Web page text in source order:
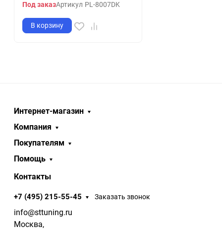
Под заказАртикул PL-8007DK
В корзину
Интернет-магазин
Компания
Покупателям
Помощь
Контакты
+7 (495) 215-55-45 Заказать звонок
info@sttuning.ru
Москва,